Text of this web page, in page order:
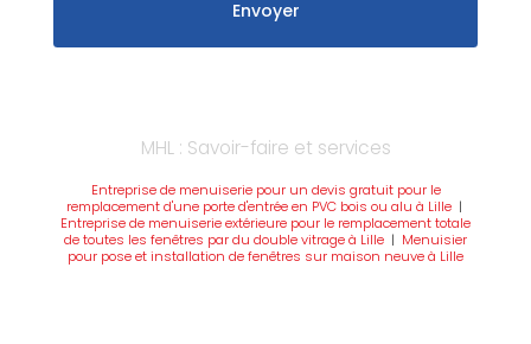
MHL : Savoir-faire et services
Entreprise de menuiserie pour un devis gratuit pour le
remplacement d'une porte d'entrée en PVC bois ou alu à Lille|
Entreprise de menuiserie extérieure pour le remplacement totale
de toutes les fenêtres par du double vitrage à Lille | Menuisier
pour pose et installation de fenêtres sur maison neuve à Lille